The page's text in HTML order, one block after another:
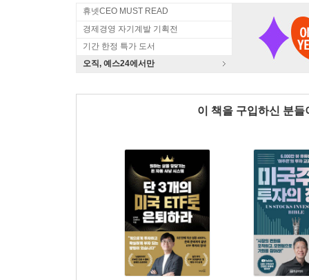
휴넷CEO MUST READ
경제경영 자기계발 기획전
기간 한정 특가 도서
오직, 예스24에서만
이 책을 구입하신 분